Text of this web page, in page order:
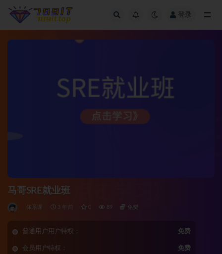
登录
马哥SRE就业班
体系课 3 年前 0 89 免费
普通用户用户特权： 免费
会员用户特权： 免费